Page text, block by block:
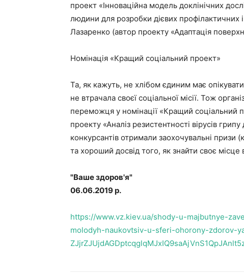
проект «Інноваційна модель доклінічних
людини для розробки дієвих профілактичних
Лазаренко (автор проекту «Адаптація
Номінація «Кращий соціальний проект»
Та, як кажуть, не хлібом єдиним має
не втрачала своєї соціальної місії. Тож
переможця у номінації «Кращий
проекту «Аналіз резистентності вірусів
конкурсантів отримали заохочувальні
та хороший досвід того, як знайти своє місце
"Ваше здоров'я"
06.06.2019 р.
https://www.vz.kiev.ua/shody-u-majbutnye-
molodyh-naukovtsiv-u-sferi-ohorony-zdorov-